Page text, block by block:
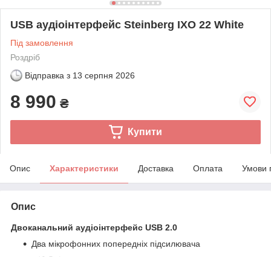
USB аудіоінтерфейс Steinberg IXO 22 White
Під замовлення
Роздріб
Відправка з 13 серпня 2026
8 990 ₴
Купити
Опис Характеристики Доставка Оплата Умови
Опис
Двоканальний аудіоінтерфейс USB 2.0
Два мікрофонних попередніх підсилювача